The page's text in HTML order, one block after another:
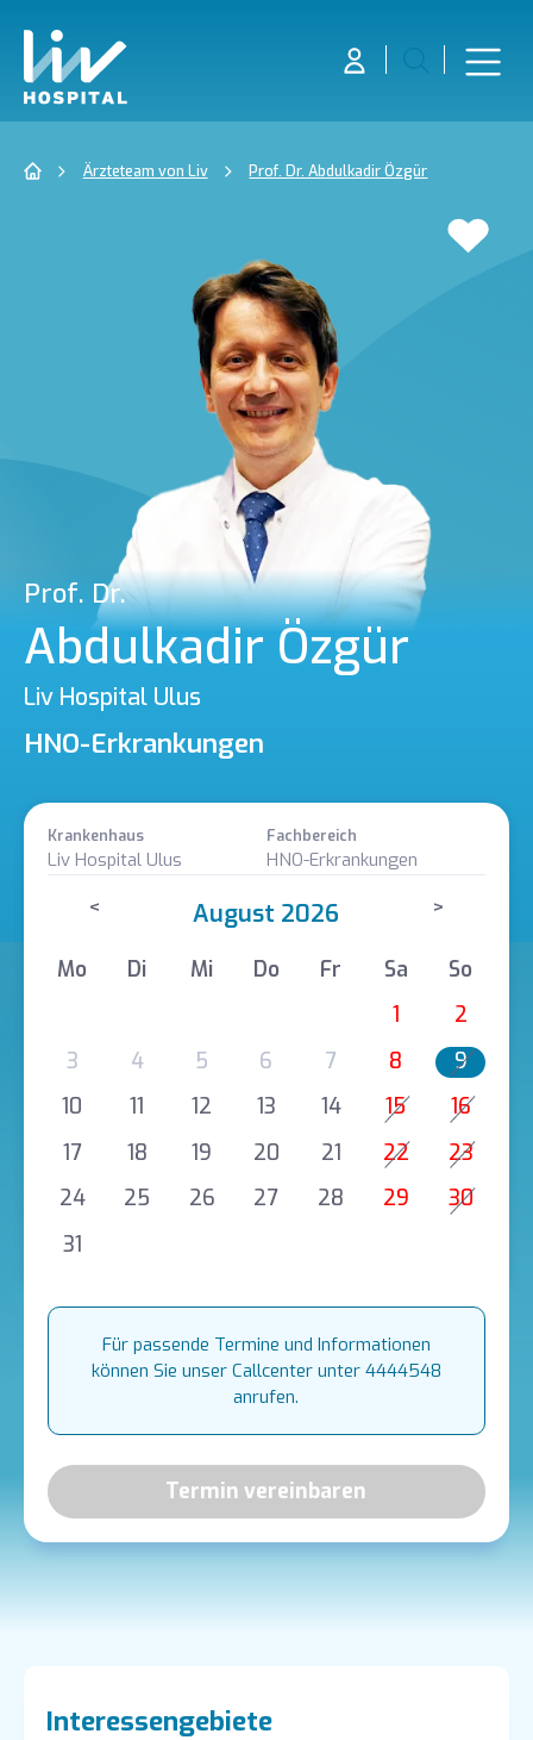
Ärzteteam von Liv Prof. Dr. Abdulkadir Özgür
Prof. Dr.
Abdulkadir Özgür
Liv Hospital Ulus
HNO-Erkrankungen
Krankenhaus
Liv Hospital Ulus
Fachbereich
HNO-Erkrankungen
< August 2026 >
Mo Di Mi Do Fr Sa
So
1
2
3
4 5 6 7 8
9
10
11 12 13 14 15
16
17
18 19 20 21 22
23
24
25 26 27 28 29
30
31
Für passende Termine und Informationen
können Sie unser Callcenter unter 4444548
anrufen.
Termin vereinbaren
Interessengebiete